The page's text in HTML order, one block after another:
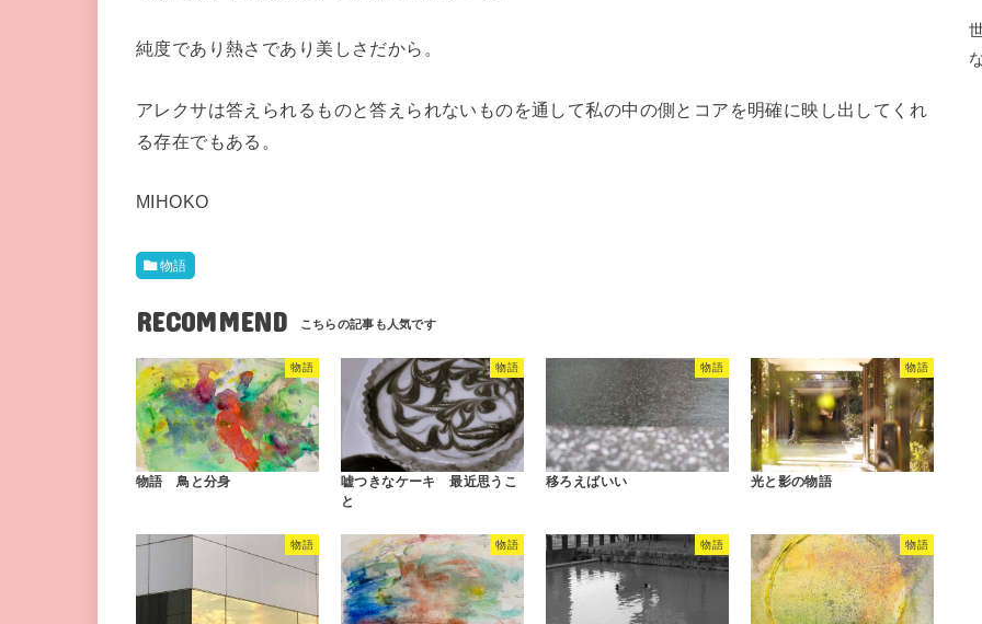
純度であり熱さであり美しさだから。
アレクサは答えられるものと答えられないものを通して私の中の側とコアを明確に映し出してくれ
る存在でもある。
MIHOKO
物語
RECOMMEND
物語
物語 鳥と分身
物語
嘘つきなケーキ 最近思うこ
と
物語
移ろえばいい
物語
光と影の物語
物語 物語 物語 物語